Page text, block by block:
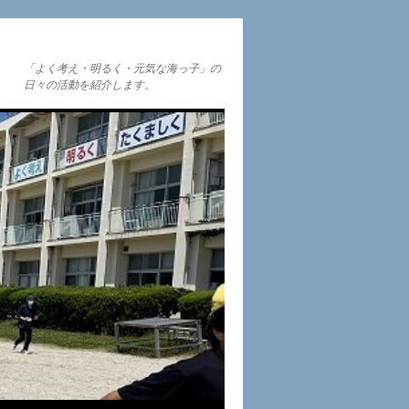
「よく考え・明るく・元気な海っ子」の
日々の活動を紹介します。